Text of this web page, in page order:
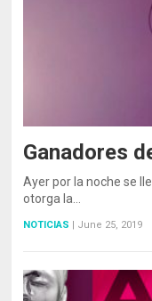
Ganadores
Ayer por la noche se
otorga la…
NOTICIAS June 25, 2019